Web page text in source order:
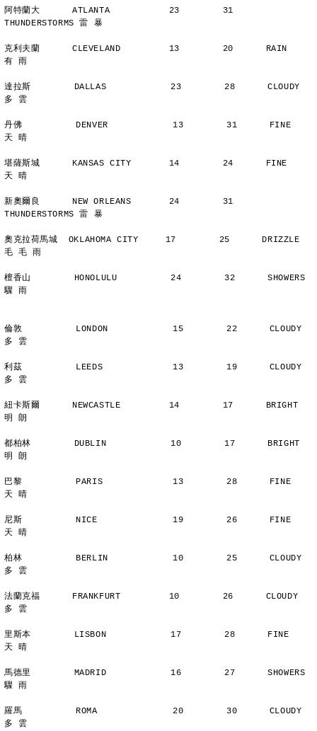
阿特蘭大      ATLANTA           23        31
THUNDERSTORMS 雷 暴
克利夫蘭      CLEVELAND         13        20      RAIN
有 雨
達拉斯        DALLAS            23        28      CLOUDY
多 雲
丹佛          DENVER            13        31      FINE
天 晴
堪薩斯城      KANSAS CITY       14        24      FINE
天 晴
新奧爾良      NEW ORLEANS       24        31
THUNDERSTORMS 雷 暴
奧克拉荷馬城  OKLAHOMA CITY     17        25      DRIZZLE
毛 毛 雨
檀香山        HONOLULU          24        32      SHOWERS
驟 雨
倫敦          LONDON            15        22      CLOUDY
多 雲
利茲          LEEDS             13        19      CLOUDY
多 雲
紐卡斯爾      NEWCASTLE         14        17      BRIGHT
明 朗
都柏林        DUBLIN            10        17      BRIGHT
明 朗
巴黎          PARIS             13        28      FINE
天 晴
尼斯          NICE              19        26      FINE
天 晴
柏林          BERLIN            10        25      CLOUDY
多 雲
法蘭克福      FRANKFURT         10        26      CLOUDY
多 雲
里斯本        LISBON            17        28      FINE
天 晴
馬德里        MADRID            16        27      SHOWERS
驟 雨
羅馬          ROMA              20        30      CLOUDY
多 雲